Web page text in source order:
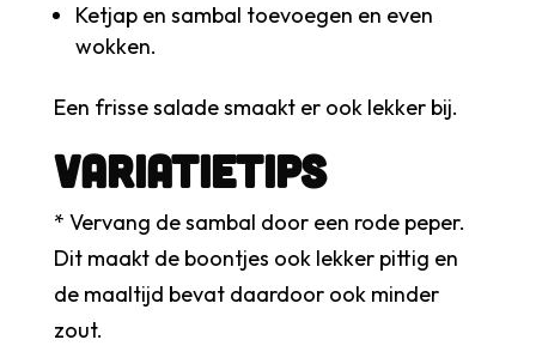
Ketjap en sambal toevoegen en even
wokken.
Een frisse salade smaakt er ook lekker bij.
Variatietips
* Vervang de sambal door een rode peper.
Dit maakt de boontjes ook lekker pittig en
de maaltijd bevat daardoor ook minder
zout.